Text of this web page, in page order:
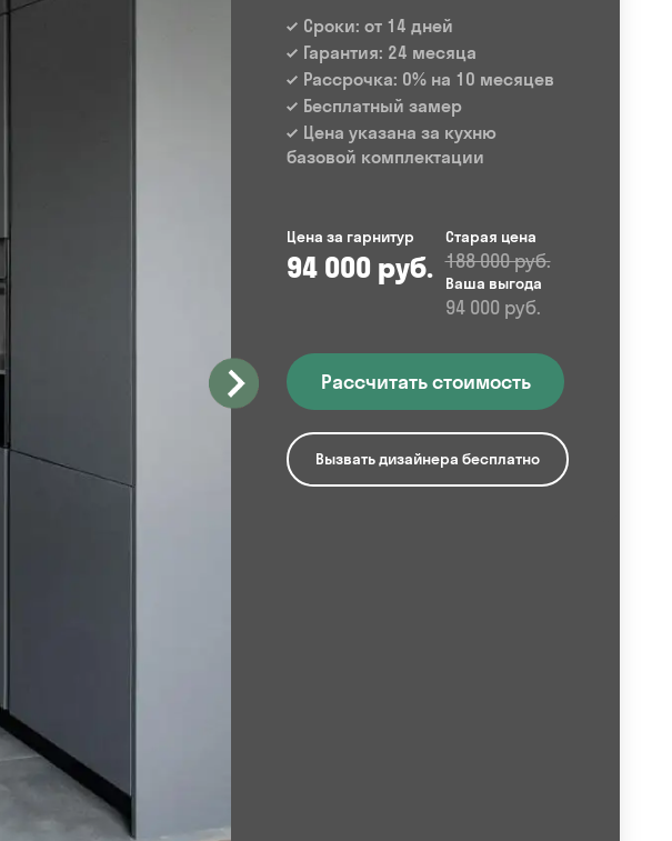
Сроки: от 14 дней
Гарантия: 24 месяца
Рассрочка: 0% на 10 месяцев
Бесплатный замер
Цена указана за кухню
базовой комплектации
Цена за гарнитур
94 000 руб.
Старая цена
188 000 руб.
Ваша выгода
94 000 руб.
Рассчитать стоимость
Вызвать дизайнера бесплатно